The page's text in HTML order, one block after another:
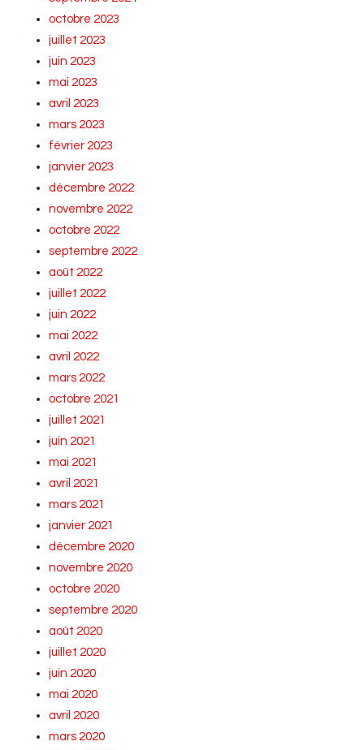
octobre 2023
juillet 2023
juin 2023
mai 2023
avril 2023
mars 2023
février 2023
janvier 2023
décembre 2022
novembre 2022
octobre 2022
septembre 2022
août 2022
juillet 2022
juin 2022
mai 2022
avril 2022
mars 2022
octobre 2021
juillet 2021
juin 2021
mai 2021
avril 2021
mars 2021
janvier 2021
décembre 2020
novembre 2020
octobre 2020
septembre 2020
août 2020
juillet 2020
juin 2020
mai 2020
avril 2020
mars 2020